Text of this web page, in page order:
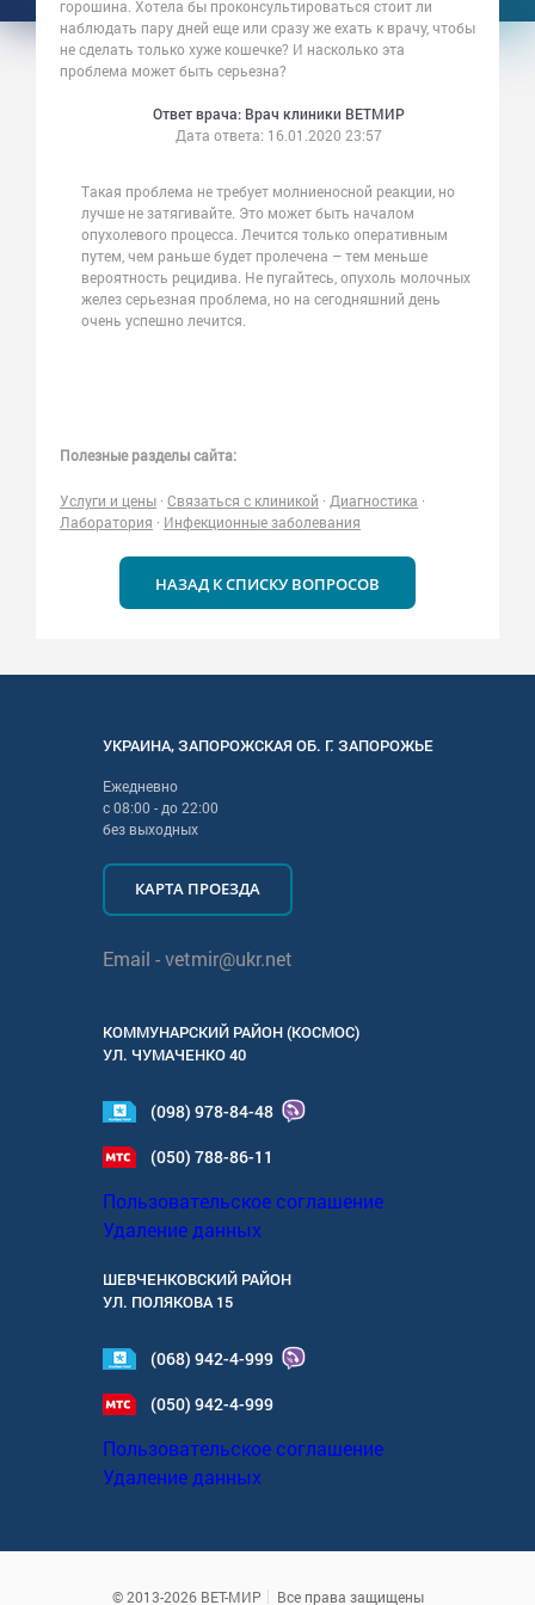
горошина. Хотела бы проконсультироваться стоит ли
наблюдать пару дней еще или сразу же ехать к врачу, чтобы
не сделать только хуже кошечке? И насколько эта
проблема может быть серьезна?
Ответ врача: Врач клиники ВЕТМИР
Дата ответа: 16.01.2020 23:57
Такая проблема не требует молниеносной реакции, но
лучше не затягивайте. Это может быть началом
опухолевого процесса. Лечится только оперативным
путем, чем раньше будет пролечена – тем меньше
вероятность рецидива. Не пугайтесь, опухоль молочных
желез серьезная проблема, но на сегодняшний день
очень успешно лечится.
Полезные разделы сайта:
Услуги и цены · Связаться с клиникой · Диагностика ·
Лаборатория · Инфекционные заболевания
НАЗАД К СПИСКУ ВОПРОСОВ
УКРАИНА,ЗАПОРОЖСКАЯОБ. Г. ЗАПОРОЖЬЕ
Ежедневно
с08:00 - до22:00
без выходных
КАРТА ПРОЕЗДА
Email -vetmir@ukr.net
КОММУНАРСКИЙ РАЙОН (КОСМОС)
УЛ. ЧУМАЧЕНКО 40
(098) 978-84-48
(050) 788-86-11
Пользовательское соглашение
Удаление данных
ШЕВЧЕНКОВСКИЙ РАЙОН
УЛ. ПОЛЯКОВА 15
(068) 942-4-999
(050) 942-4-999
Пользовательское соглашение
Удаление данных
© 2013-2026 ВЕТ-МИР Все права защищены